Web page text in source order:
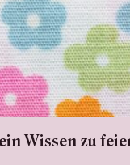
Wissen zu